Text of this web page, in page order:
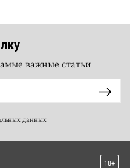
важные статьи
данных
18+